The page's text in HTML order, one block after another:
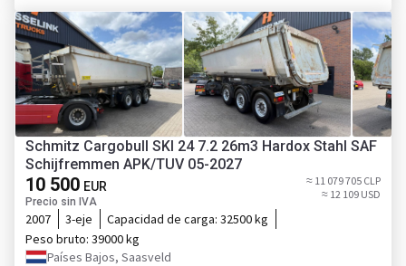
Schmitz Cargobull SKI 24 7.2 26m3 Hardox Stahl SAF
Schijfremmen APK/TUV 05-2027
10 500 EUR
Precio sin IVA
≈ 11 079 705 CLP
≈ 12 109 USD
2007 3-eje Capacidad de carga: 32500 kg
Peso bruto: 39000 kg
Países Bajos, Saasveld